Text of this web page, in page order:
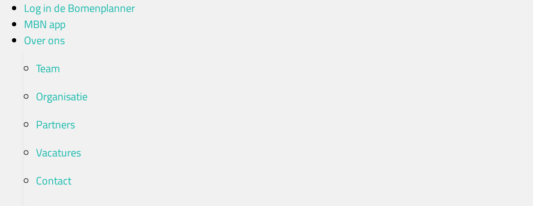
naar
Log in de Bomenplanner
MBN app
Over ons
Team
Organisatie
Partners
Vacatures
Contact